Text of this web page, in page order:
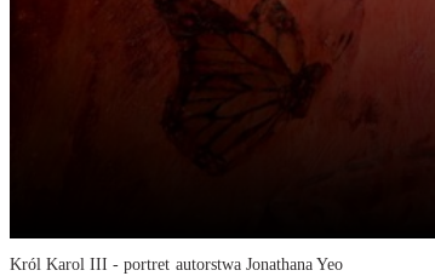
Król Karol III - portret autorstwa Jonathana Yeo